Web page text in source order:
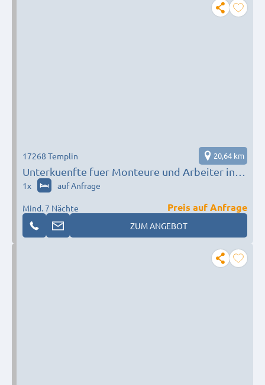
Unterkuenfte fuer Monteure und Arbeiter in
Templin
17268 Templin 20,64 km
1x auf Anfrage
Mind. 7 Nächte
Preis auf Anfrage
ZUM ANGEBOT